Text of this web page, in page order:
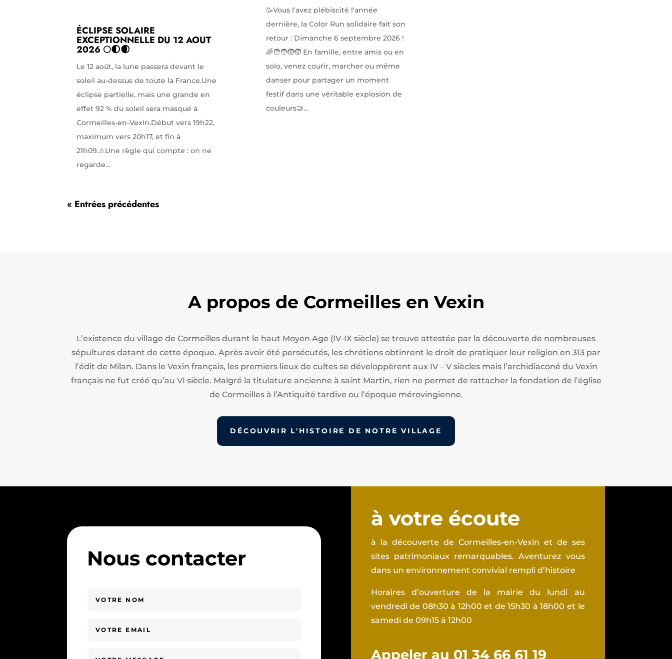
ÉCLIPSE SOLAIRE
EXCEPTIONNELLE DU 12 AOUT
2026 🌕🌓🌒
Le 12 août, la lune passera devant le
soleil au-dessus de toute la France.Une
éclipse partielle, mais une grande en
effet 92 % du soleil sera masqué à
Cormeilles-en-Vexin.Début vers 19h22,
maximum vers 20h17, et fin à
21h09.⚠️Une règle qui compte : on ne
regarde...
🥳Vous l'avez plébiscité l'année
dernière, la Color Run solidaire fait son
retour : Dimanche 6 septembre 2026 !
🌈🧑‍🧑‍🧒‍🧒 En famille, entre amis ou en
solo, venez courir, marcher ou même
danser pour partager un moment
festif dans une véritable explosion de
couleurs🤝...
« Entrées précédentes
A propos de Cormeilles en Vexin
L’existence du village de Cormeilles durant le haut Moyen Age (IV-IX siècle) se trouve attestée par la découverte de nombreuses
sépultures datant de cette époque. Après avoir été persécutés, les chrétiens obtinrent le droit de pratiquer leur religion en 313 par
l’édit de Milan. Dans le Vexin français, les premiers lieux de cultes se développèrent aux IV – V siècles mais l’archidiaconé du Vexin
français ne fut créé qu’au VI siècle. Malgré la titulature ancienne à saint Martin, rien ne permet de rattacher la fondation de l’église
de Cormeilles à l’Antiquité tardive ou l’époque mérovingienne.
DÉCOUVRIR L'HISTOIRE DE NOTRE VILLAGE
Nous contacter
à votre écoute
à la découverte de Cormeilles-en-Vexin et de ses
sites patrimoniaux remarquables. Aventurez vous
dans un environnement convivial rempli d’histoire
Horaires d’ouverture de la mairie du lundi au
vendredi de 08h30 à 12h00 et de 15h30 à 18h00 et le
samedi de 09h15 à 12h00
Appeler au 01 34 66 61 19